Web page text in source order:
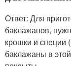
Ответ: Для
баклажанов,
крошки и специи
баклажаны в